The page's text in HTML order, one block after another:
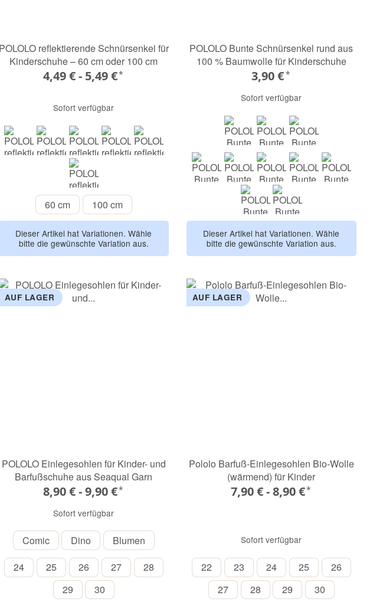
POLOLO reflektierende Schnürsenkel für
Kinderschuhe – 60 cm oder 100 cm
4,49 € - 5,49 €*
Sofort verfügbar
orange
60 cm60 cm100 cm100 cm
Dieser Artikel hat Variationen. Wähle
bitte die gewünschte Variation aus.
POLOLO Bunte Schnürsenkel rund aus
100 % Baumwolle für Kinderschuhe
3,90 €*
Sofort verfügbar
60 cm 70 cm 90 cm
rot gelb
rosa hellblau
Dieser Artikel hat Variationen. Wähle
bitte die gewünschte Variation aus.
AUF LAGER
POLOLO Einlegesohlen für Kinder- und
Barfußschuhe aus Seaqual Garn
8,90 € -9,90 €*
Sofort verfügbar
ComicComicDino Blumen
2424 2525 2626 2727 2828
2929 30
AUF LAGER
Pololo Barfuß-Einlegesohlen Bio-Wolle
(wärmend) für Kinder
7,90 € -8,90 €*
Sofort verfügbar
22 23 2424 2525 2626
2727 2828 29 30